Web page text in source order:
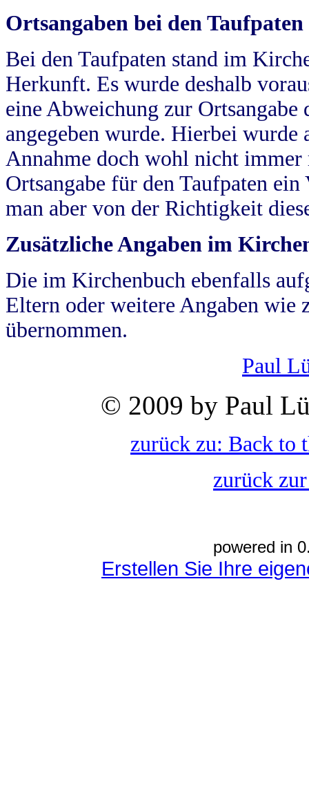
Ortsangaben bei den Taufpaten
Bei den Taufpaten stand im
Herkunft. Es wurde deshalb
eine Abweichung zur
angegeben wurde. Hierbei wurde
Annahme doch wohl nicht
Ortsangabe für den Taufpaten
man aber von der Richtigkeit
Zusätzliche Angaben im
Die im Kirchenbuch ebenfalls
Eltern oder weitere Angaben wie
übernommen.
Paul
© 2009 by Paul
zurück zu: Back to
zurück
powered in
Erstellen Sie Ihre